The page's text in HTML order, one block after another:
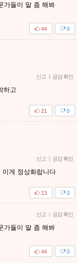
가들이 말 좀 해봐
0
44
신고 | 공감 확인
하고
0
21
신고 | 공감 확인
이게 정상화랍니다
0
13
신고 | 공감 확인
가들이 말 좀 해봐
0
44